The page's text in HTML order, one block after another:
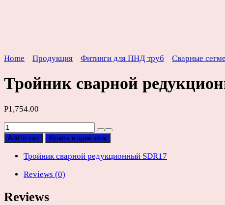
Home Продукция Фитинги для ПНД труб Сварные
Тройник сварной
Р1,754.00
Тройник
сварной
ПНД
D160х90х160мм
Add to cart Купить в один клик
Тройник сварной редукционный SDR17
Reviews (0)
Reviews